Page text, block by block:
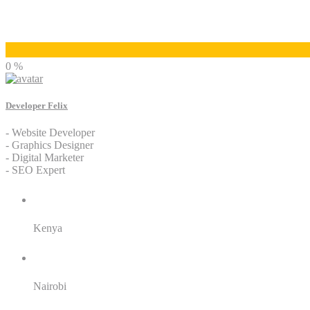
0 %
Developer Felix
- Website Developer
- Graphics Designer
- Digital Marketer
- SEO Expert
Kenya
Nairobi